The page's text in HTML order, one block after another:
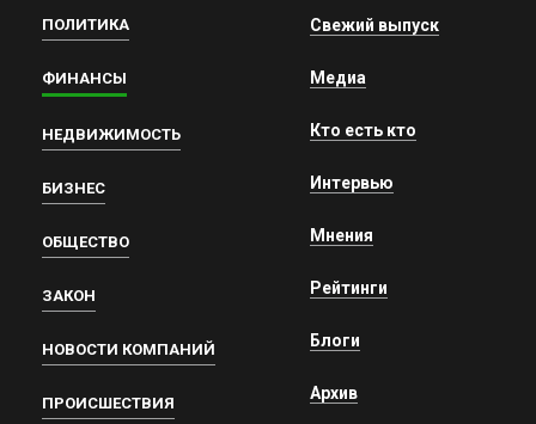
ПОЛИТИКА
ФИНАНСЫ
НЕДВИЖИМОСТЬ
БИЗНЕС
ОБЩЕСТВО
ЗАКОН
НОВОСТИ КОМПАНИЙ
ПРОИСШЕСТВИЯ
Свежий выпуск
Медиа
Кто есть кто
Интервью
Мнения
Рейтинги
Блоги
Архив